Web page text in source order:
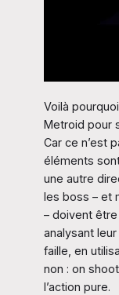
Voilà
Metroid pour
Car ce n’est
éléments
une autre
les boss – et
– doivent
analysant
faille, en
non : on
l’action pure.